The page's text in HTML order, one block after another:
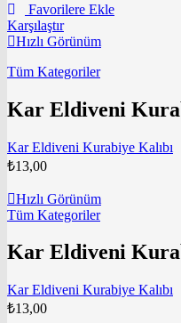
Favorilere Ekle
Karşılaştır
Hızlı Görünüm
Tüm Kategoriler
Kar Eldiveni
Kar Eldiveni Kurabiye Kalıbı
₺13,00
Hızlı Görünüm
Tüm Kategoriler
Kar Eldiveni
Kar Eldiveni Kurabiye Kalıbı
₺13,00